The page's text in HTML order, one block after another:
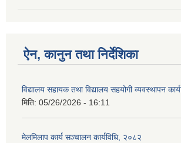
ऐन, कानुन तथा निर्देशिका
विद्यालय सहायक तथा विद्यालय सहयोगी व्यवस्थापन
मिति: 05/26/2026 - 16:11
मेलमिलाप कार्य सञ्चालन कार्यविधि, २०८२